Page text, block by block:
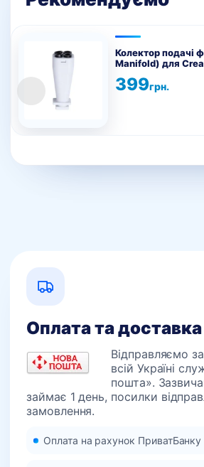
товару
Колектор подачі
Manifold) для
399грн.
Оплата та доставка
Відправляємо
всій Україні
пошта».
займає 1 день, посилки
замовлення.
Оплата на рахунок ПриватБанку